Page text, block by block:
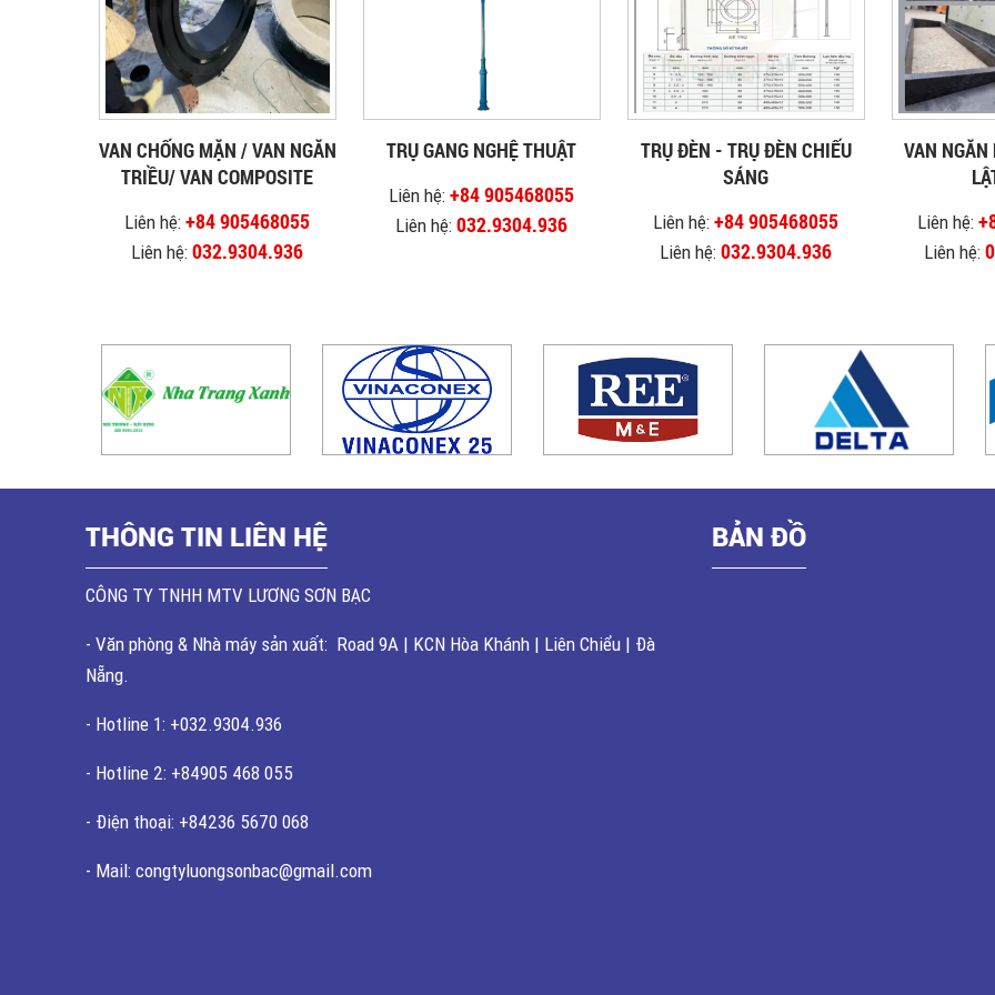
VAN CHỐNG MẶN / VAN NGĂN
TRIỀU/ VAN COMPOSITE
Liên hệ:+84 905468055
Liên hệ:032.9304.936
TRỤ GANG NGHỆ THUẬT
Liên hệ:+84 905468055
Liên hệ:032.9304.936
TRỤ ĐÈN - TRỤ ĐÈN CHIẾU
SÁNG
Liên hệ:+84 905468055
Liên hệ:032.9304.936
VAN
Liên hệ:
Liên hệ:
THÔNG TIN LIÊN HỆ
CÔNG TY TNHH MTV LƯƠNG SƠN BẠC
- Văn phòng & Nhà máy sản xuất: Road 9A | KCN Hòa Khánh | Liên Chiểu | Đà
Nẵng.
- Hotline 1: +032.9304.936
- Hotline 2: +84905 468 055
- Điện thoại: +84236 5670 068
- Mail: congtyluongsonbac@gmail.com
BẢN ĐỒ